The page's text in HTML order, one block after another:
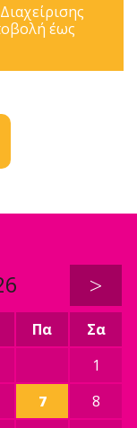
έως
>
Πα
Σα
1
7
8